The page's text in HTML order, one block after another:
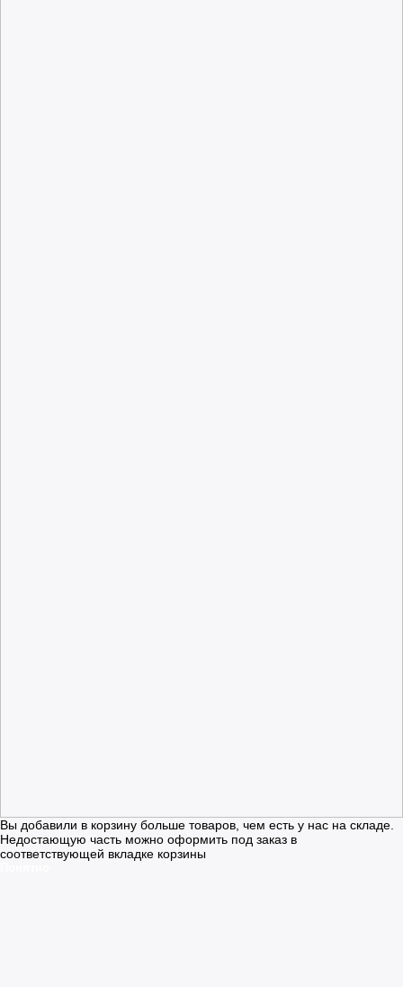
Вы добавили в корзину больше товаров, чем есть у нас на складе.
Недостающую часть можно оформить под заказ в
соответствующей вкладке корзины